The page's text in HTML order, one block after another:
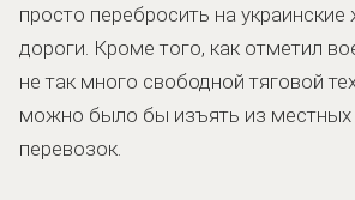
просто перебросить на
дороги. Кроме того, как отметил
не так много свободной тяговой
можно было бы изъять из местных
перевозок.